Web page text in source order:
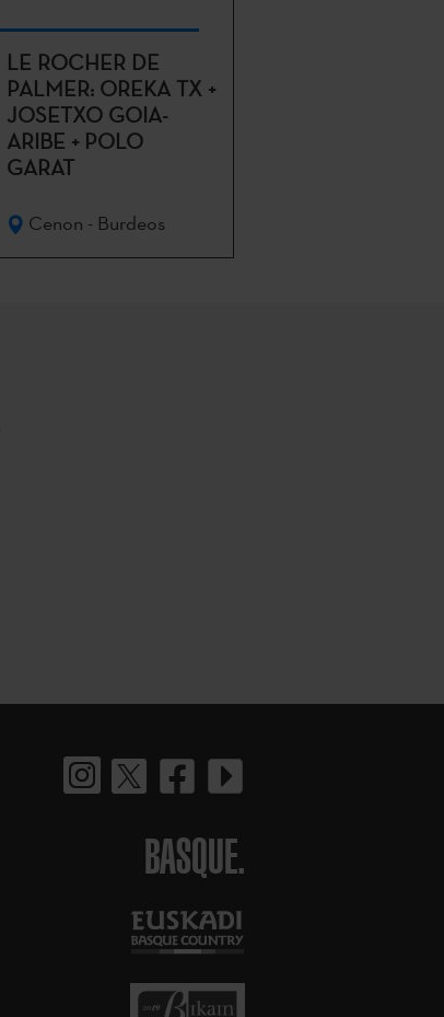
LE ROCHER DE
PALMER: OREKA TX +
JOSETXO GOIA-
ARIBE + POLO
GARAT
Cenon - Burdeos
BASQUE.